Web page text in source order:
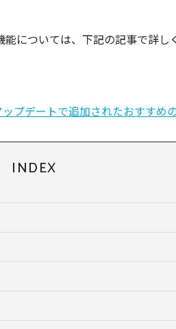
については、下記の記事で詳
プデートで追加されたおすすめ
INDEX